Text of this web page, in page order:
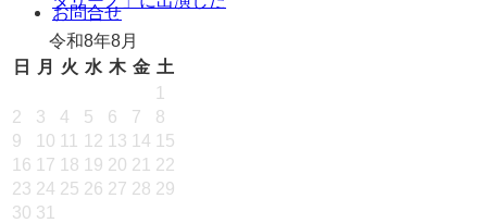
プ
お問合せ
令和8年8月
日
月 火 水 木 金 土
1
2
3 4 5 6 7
8
9
10 11 12 13 14 15
16 17 18 19 20 21 22
23 24 25 26 27 28 29
30 31